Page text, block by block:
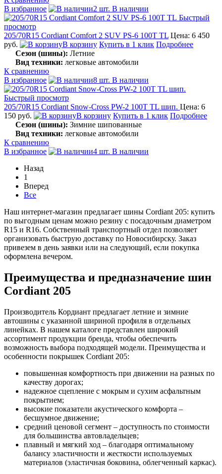
В избранное
2 шт. В наличии
Быстрый
просмотр
205/70R15 Cordiant Comfort 2 SUV PS-6 100T TL Цена: 6 450
руб.
В корзину Купить в 1 клик Подробнее
Сезон (шины): Летние
Вид техники: легковые автомобили
К сравнению
В избранное
8 шт. В наличии
Быстрый просмотр
205/70R15 Cordiant Snow-Cross PW-2 100T TL шип. Цена: 6
150 руб.
В корзину Купить в 1 клик Подробнее
Сезон (шины): Зимние шипованные
Вид техники: легковые автомобили
К сравнению
В избранное
4 шт. В наличии
Назад
1
Вперед
Все
Наш интернет-магазин предлагает шины Cordiant 205: купить
по выгодным ценам можно резину с посадочным диаметром
R15 и R16. Собственный транспортный отдел позволяет
организовать быструю доставку по Новосибирску. Заказ
привезем в день заявки или на следующий, если покупка
оформлена вечером.
Преимущества и предназначение шин
Cordiant 205
Производитель Кордиант предлагает летние и зимние
автошины с указанной шириной профиля в отдельных
линейках. В нашем каталоге представлен широкий
ассортимент продукции бренда, чтобы обеспечить
возможность выбора подходящей модели. Преимущества и
особенности покрышек Cordiant 205:
повышенная комфортность при движении на разных по
качеству дорогах;
надежное сцепление с мокрым и сухим асфальтным
покрытием;
высокие показатели акустического комфорта –
бесшумное движение;
средний ценовой сегмент – доступность по стоимости
для большинства автовладельцев;
плавный и мягкий ход – благодаря оптимальному
балансу эластичности и жесткости используемых
материалов (эластичная боковина, облегченный каркас).